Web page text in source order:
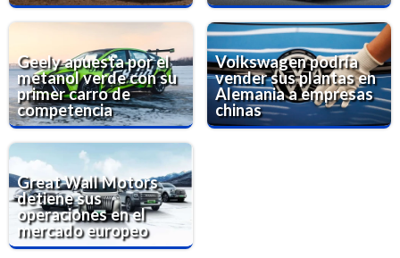
Geely apuesta por el
metanol verde con su
primer carro de
competencia
Volkswagen podría
vender sus plantas en
Alemania a empresas
chinas
Great Wall Motors
detiene sus
operaciones en el
mercado europeo